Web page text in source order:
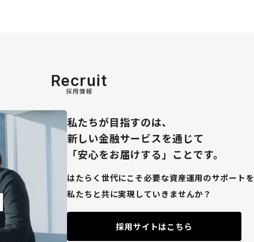
Recruit
採用情報
私たちが目指すのは、
新しい金融サービスを通じて
「安心をお届けする」ことです。
はたらく世代にこそ必要な資産運用のサポートを
私たちと共に実現していきませんか？
採用サイトはこちら